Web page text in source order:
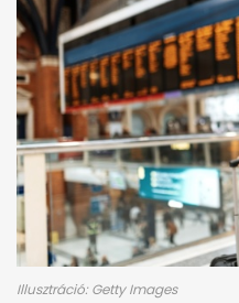
Illusztráció: Getty Images